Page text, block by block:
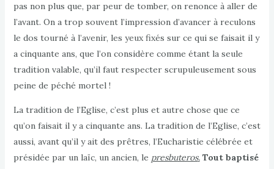
pas non plus que, par peur de tomber, on renonce à aller de
l’avant. On a trop souvent l’impression d’avancer à reculons
le dos tourné à l’avenir, les yeux fixés sur ce qui se faisait il y
a cinquante ans, que l’on considère comme étant la seule
tradition valable, qu’il faut respecter scrupuleusement sous
peine de péché mortel !
La tradition de l’Eglise, c’est plus et autre chose que ce
qu’on faisait il y a cinquante ans. La tradition de l’Eglise, c’est
aussi, avant qu’il y ait des prêtres, l’Eucharistie célébrée et
présidée par un laïc, un ancien, le presbuteros. Tout baptisé